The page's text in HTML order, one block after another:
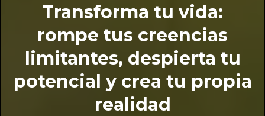
Transforma tu vida:
rompe tus creencias
limitantes, despierta tu
potencial y crea tu propia
realidad